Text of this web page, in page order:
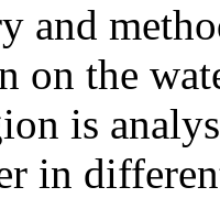
and
on the
is
in